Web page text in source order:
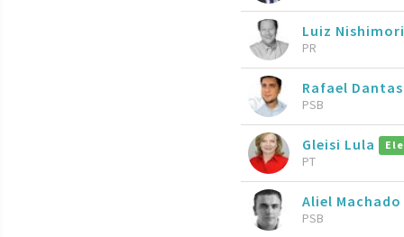
Luiz Nishimori
PR
Rafael Dantas
PSB
Gleisi Lula
PT
Aliel Machado
PSB